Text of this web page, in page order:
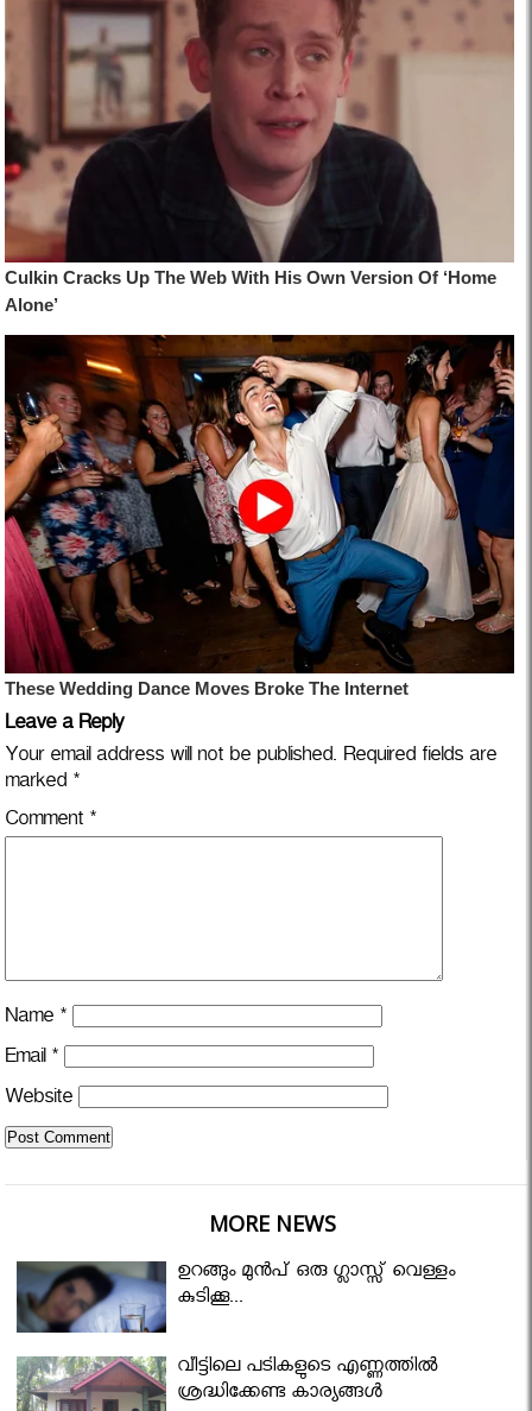
Leave a Reply
Your email address will not be published. Required fields are
marked *
Comment *
Name *
Email *
Website
MORE NEWS
ഉറങ്ങും മുന്‍പ് ഒരു ഗ്ലാസ്സ് വെള്ളം
കുടിക്കൂ...
വീട്ടിലെ പടികളുടെ എണ്ണത്തിൽ
ശ്രദ്ധിക്കേണ്ട കാര്യങ്ങൾ